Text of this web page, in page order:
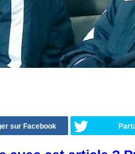
sur Facebook